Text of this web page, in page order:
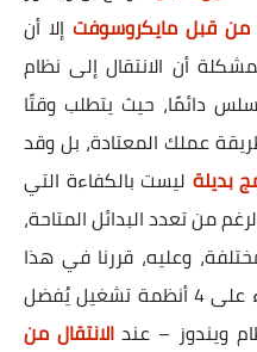
قبل مايكروسوفت إلا أن
أن الانتقال إلى نظام
دائمًا، حيث يتطلب وقتًا
عملك المعتادة، بل وقد
بديلة ليست بالكفاءة التي
من تعدد البدائل المتاحة،
وعليه، قررنا في هذا
المقال أن نساعدك ونُسلط الضوء على 4 أنظمة تشغيل يُفضل
ويندوز – عندالانتقال من